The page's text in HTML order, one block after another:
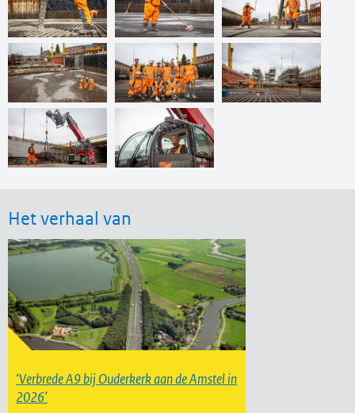
Het verhaal van
Verbrede A9 bij Ouderkerk aan de Amstel in
2026